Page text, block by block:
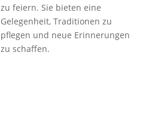
zu feiern. Sie bieten eine
Gelegenheit, Traditionen zu
pflegen und neue Erinnerungen
zu schaffen.